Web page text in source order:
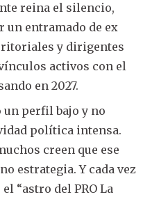
reina el silencio,
un entramado de ex
y dirigentes
activos con el
en 2027.
un perfil bajo y no
política intensa.
creen que ese
estrategia. Y cada vez
“astro del PRO La